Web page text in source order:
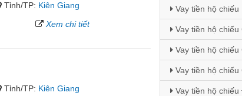
Tỉnh/TP: Kiên Giang
Xem chi tiết
Tỉnh/TP: Kiên Giang
Vay tiền hộ chiếu
Vay tiền hộ chiếu
Vay tiền hộ chiếu
Vay tiền hộ chiếu
Vay tiền hộ chiếu